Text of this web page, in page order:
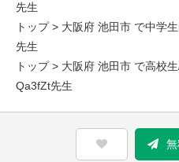
先生
トップ> 大阪府 池田市 で中学
先生
トップ> 大阪府 池田市 で高校
Qa3fZt先生